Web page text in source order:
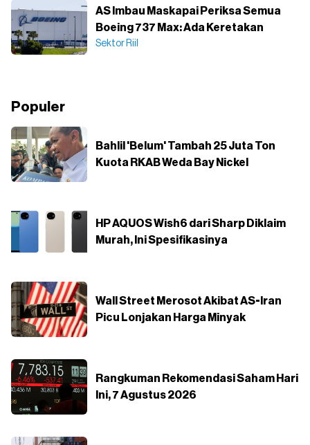
AS Imbau Maskapai Periksa Semua
Boeing 737 Max: Ada Keretakan
Sektor Riil
Populer
Bahlil 'Belum' Tambah 25 Juta Ton
Kuota RKAB Weda Bay Nickel
HP AQUOS Wish6 dari Sharp Diklaim
Murah, Ini Spesifikasinya
Wall Street Merosot Akibat AS-Iran
Picu Lonjakan Harga Minyak
Rangkuman Rekomendasi Saham Hari
Ini, 7 Agustus 2026